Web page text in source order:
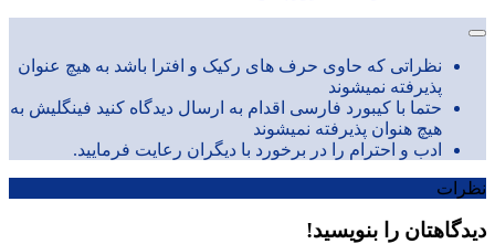
نظراتی که حاوی حرف های رکیک و افترا باشد به هیچ عنوان
پذیرفته نمیشوند
حتما با کیبورد فارسی اقدام به ارسال دیدگاه کنید فینگلیش به
هیچ هنوان پذیرفته نمیشوند
ادب و احترام را در برخورد با دیگران رعایت فرمایید.
نظرات
دیدگاهتان را بنویسید!